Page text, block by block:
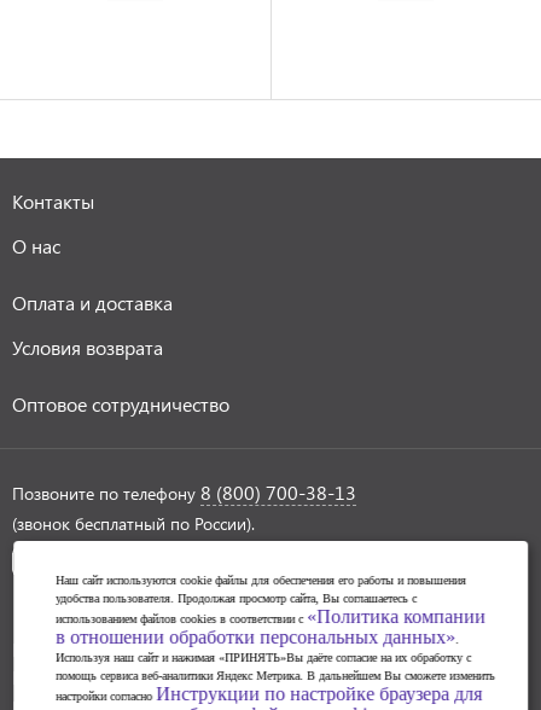
Контакты
О нас
Оплата и доставка
Условия возврата
Оптовое сотрудничество
Позвоните по телефону 8 (800) 700-38-13
(звонок бесплатный по России).
Политика обработки персональных данных
Инструкции по настройке браузера для прекращения
работы с файлами cookie
Наш сайт используются cookie файлы для обеспечения его работы и повышения
удобства пользователя. Продолжая просмотр сайта, Вы соглашаетесь с
использованием файлов cookies в соответствии с «Политика компании
в отношении обработки персональных данных»
Используя наш сайт и нажимая «ПРИНЯТЬ»Вы даёте согласие на их обработку с
помощь сервиса веб-аналитики Яндекс Метрика. В дальнейшем Вы сможете изменить
настройки согласно Инструкции по настройке браузера для